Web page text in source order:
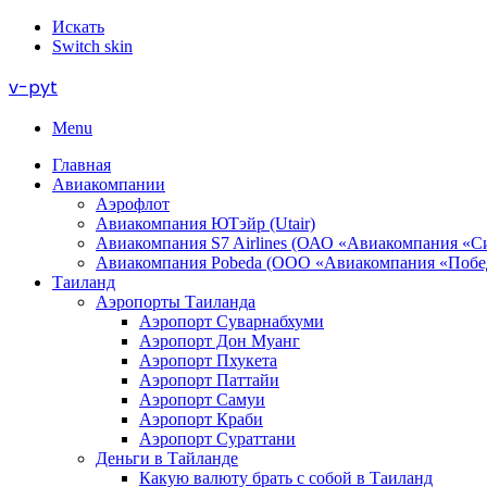
Искать
Switch skin
v-pyt
Menu
Главная
Авиакомпании
Аэрофлот
Авиакомпания ЮТэйр (Utair)
Авиакомпания S7 Airlines (ОАО «Авиакомпания
Авиакомпания Pobeda (ООО «Авиакомпания
Таиланд
Аэропорты Таиланда
Аэропорт Суварнабхуми
Аэропорт Дон Муанг
Аэропорт Пхукета
Аэропорт Паттайи
Аэропорт Самуи
Аэропорт Краби
Аэропорт Сураттани
Деньги в Тайланде
Какую валюту брать с собой в Таиланд